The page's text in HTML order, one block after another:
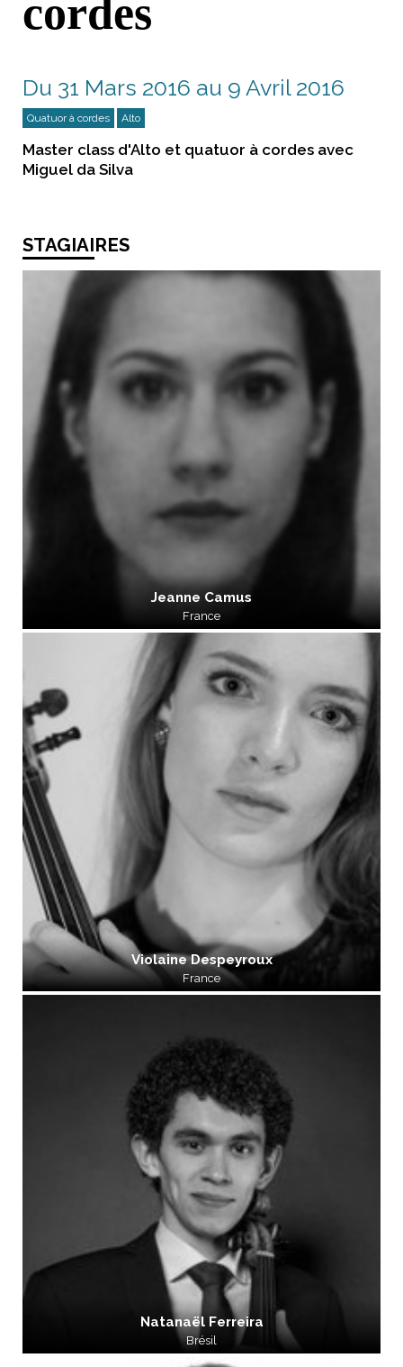
cordes
Du 31 Mars 2016 au 9 Avril 2016
Quatuor à cordes Alto
Master class d'Alto et quatuor à cordes avec
Miguel da Silva
STAGIAIRES
Jeanne Camus
France
Violaine Despeyroux
France
Natanaël Ferreira
Brésil